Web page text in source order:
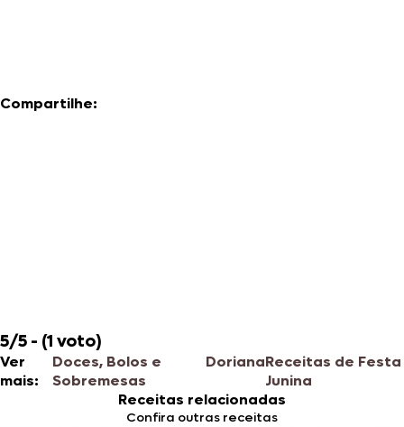
Compartilhe:
5/5 - (1 voto)
Ver
mais:
Doces, Bolos e
Sobremesas
DorianaReceitas de Festa
Junina
Receitas relacionadas
Confira outras receitas